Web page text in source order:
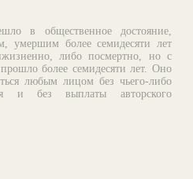
в общественное достояние,
умершим более семидесяти лет
либо посмертно, но с
более семидесяти лет. Оно
любым лицом без чьего-либо
и без выплаты авторского